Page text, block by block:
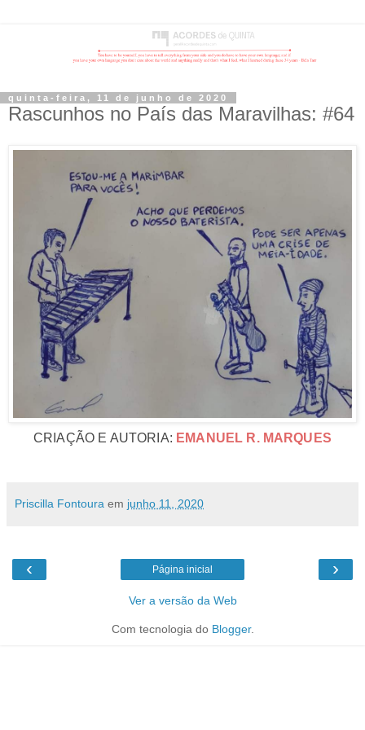
quinta-feira, 11 de junho de 2020
Rascunhos no País das Maravilhas: #64
CRIAÇÃO E AUTORIA: EMANUEL R. MARQUES
Priscilla Fontoura em junho 11, 2020
‹ ›
Página inicial
Ver a versão da Web
Com tecnologia do Blogger.